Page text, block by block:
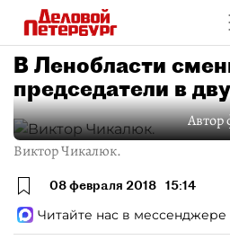
В Ленобласти
председатели в
Автор
Виктор Чикалюк.
08 февраля 2018 15:14
Читайте нас в мессенджере